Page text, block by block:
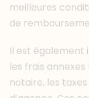
meilleures
de
Il est
les frais annexes
notaire, les